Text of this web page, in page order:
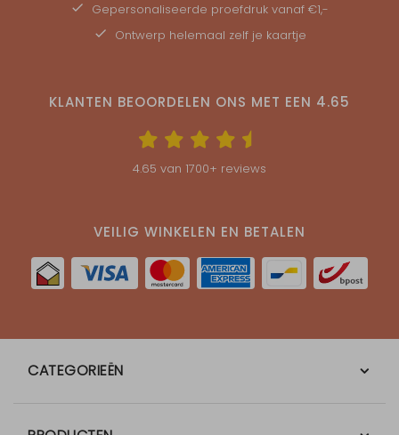
Gepersonaliseerde proefdruk vanaf €1,-
Ontwerp helemaal zelf je kaartje
KLANTEN BEOORDELEN ONS MET EEN 4.65
4.65 van 1700+ reviews
VEILIG WINKELEN EN BETALEN
CATEGORIEËN